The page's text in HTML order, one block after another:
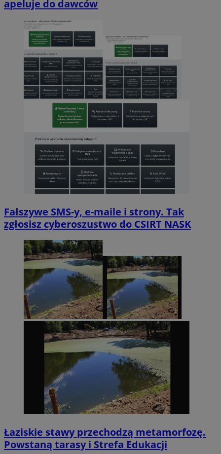
apeluje do dawców
Fałszywe SMS-y, e-maile i strony. Tak
zgłosisz cyberoszustwo do CSIRT NASK
Łaziskie stawy przechodzą metamorfozę.
Powstaną tarasy i Strefa Edukacji